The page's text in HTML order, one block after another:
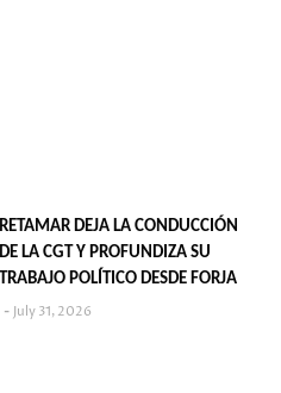
RETAMAR DEJA LA CONDUCCIÓN
DE LA CGT Y PROFUNDIZA SU
TRABAJO POLÍTICO DESDE FORJA
July 31, 2026